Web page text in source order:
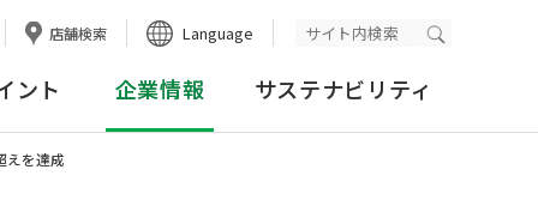
店舗検索 Language 検索実行
ント 企業情報 サステナビリティ
えを達成